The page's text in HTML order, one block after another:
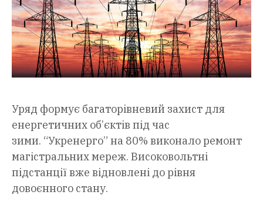
Уряд формує багаторівневий захист для
енергетичних об’єктів під час
зими. “Укренерго” на 80% виконало ремонт
магістральних мереж. Високовольтні
підстанції вже відновлені до рівня
довоєнного стану.